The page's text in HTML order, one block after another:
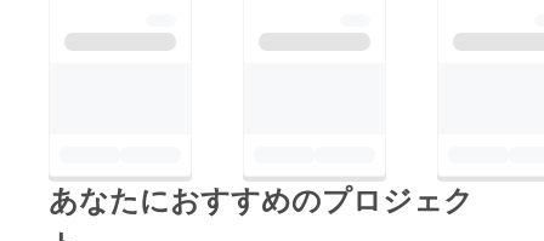
『石川県を元気にした
に、石川県で活動中。
あなたにおすすめのプロジェク